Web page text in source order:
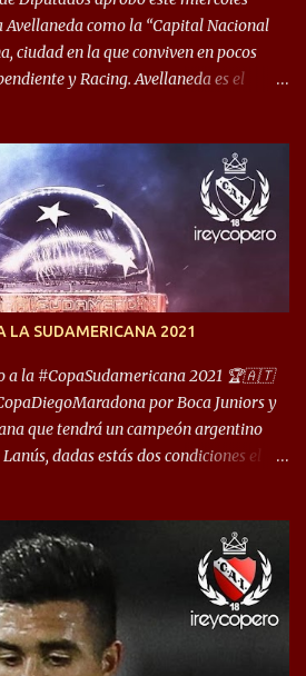
Avellaneda como la “Capital Nacional
ciudad en la que conviven en pocos
y Racing. Avellaneda es el
distancian solo 150 metros. Por ello
de los más picantes del fútbol
forma parte Arsenal, equipo que
del fútbol local durante muchos
que comparten esas tierras, aunque el
Independiente - Racing. “No
“Creo que Avellaneda...
LA SUDAMERICANA 2021
a la #CopaSudamericana 2021 🏆🇦🇹
por Boca Juniors y
que tendrá un campeón argentino
dadas estás dos condiciones el
con 6 partidos, de los cuales sólo los
los 8vos. con los 3ros. mejores de
2021. ¡Este año hay